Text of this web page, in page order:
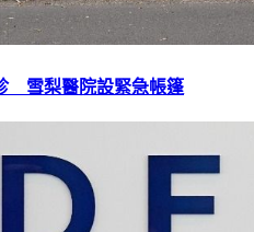
雪梨醫院設緊急帳篷